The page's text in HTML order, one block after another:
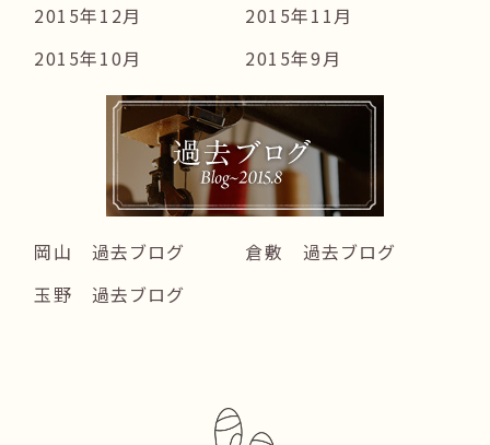
2015年12月
2015年11月
2015年10月
2015年9月
岡山 過去ブログ
倉敷 過去ブログ
玉野 過去ブログ